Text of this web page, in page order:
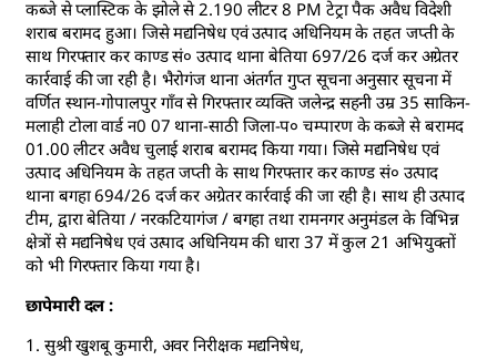
कब्जे से प्लास्टिक के झोले से 2.190 लीटर 8 PM टेट्रा पैक अवैध विदेशी
शराब बरामद हुआ। जिसे मद्यनिषेध एवं उत्पाद अधिनियम के तहत जप्ती के
साथ गिरफ्तार कर काण्ड सं० उत्पाद थाना बेतिया 697/26 दर्ज कर अग्रेतर
कार्रवाई की जा रही है। भैरोगंज थाना अंतर्गत गुप्त सूचना अनुसार सूचना में
वर्णित स्थान-गोपालपुर गाँव से गिरफ्तार व्यक्ति जलेन्द्र सहनी उम्र 35 साकिन-
मलाही टोला वार्ड न0 07 थाना-साठी जिला-प० चम्पारण के कब्जे से बरामद
01.00 लीटर अवैध चुलाई शराब बरामद किया गया। जिसे मद्यनिषेध एवं
उत्पाद अधिनियम के तहत जप्ती के साथ गिरफ्तार कर काण्ड सं० उत्पाद
थाना बगहा 694/26 दर्ज कर अग्रेतर कार्रवाई की जा रही है। साथ ही उत्पाद
टीम, द्वारा बेतिया / नरकटियागंज / बगहा तथा रामनगर अनुमंडल के विभिन्न
क्षेत्रों से मद्यनिषेध एवं उत्पाद अधिनियम की धारा 37 में कुल 21 अभियुक्तों
को भी गिरफ्तार किया गया है।
छापेमारी दल :
1. सुश्री खुशबू कुमारी, अवर निरीक्षक मद्यनिषेध,